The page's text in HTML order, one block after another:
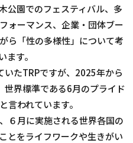
公園でのフェスティバル、多
ォーマンス、企業・団体ブー
ら「性の多様性」について考
ます。
いたTRPですが、2025年から
界標準である6月のプライド
言われています。
６月に実施される世界各国の
とをライフワークや生きがい